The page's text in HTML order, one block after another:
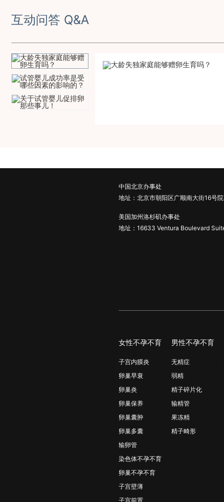
互动问答 Q&A
中国北京办事处
地址：北京市朝阳区广顺南大街16号
美国加州洛杉矶办事处
地址：16633 Ventura Boulevard
女性不孕不育
子宫内膜炎
卵巢早衰
卵巢炎
卵巢保养
卵巢囊肿
卵巢多囊
输卵管
染色体不孕不育
卵巢不孕不育
子宫壁薄
子宫前置
男性不孕不育
无精症
弱精
精子碎片化
输精管
果冻精
精子畸形